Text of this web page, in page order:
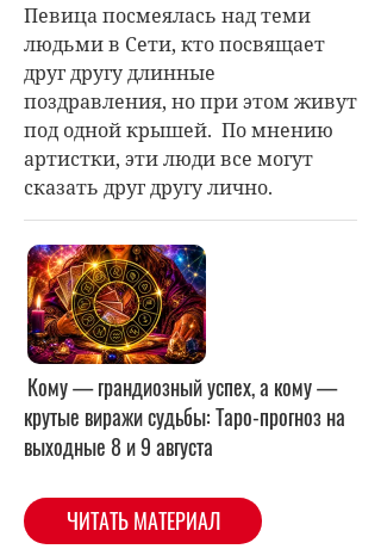
Певица посмеялась над теми
людьми в Сети, кто посвящает
друг другу длинные
поздравления, но при этом живут
под одной крышей. По мнению
артистки, эти люди все могут
сказать друг другу лично.